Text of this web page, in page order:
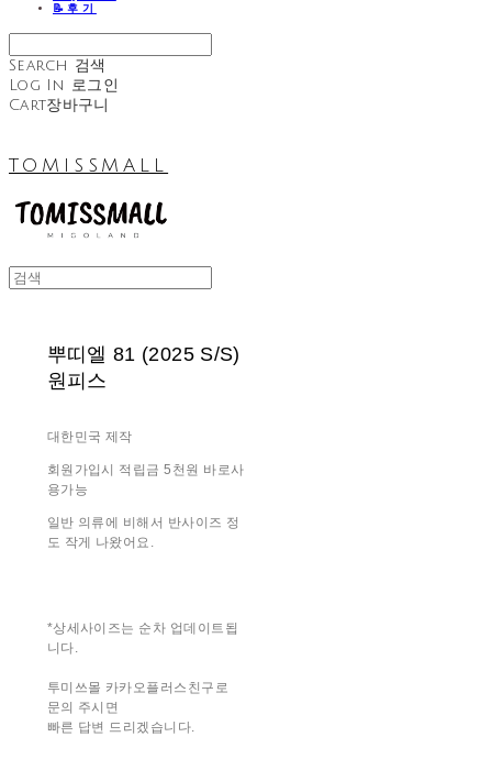
📝후기
Search 검색
Log In 로그인
Cart장바구니
TOMISSMALL
뿌띠엘 81 (2025 S/S)
원피스
대한민국 제작
회원가입시 적립금 5천원 바로사
용가능
일반 의류에 비해서 반사이즈 정
도 작게 나왔어요.
*상세사이즈는 순차 업데이트됩
니다.
투미쓰몰 카카오플러스친구로
문의 주시면
빠른 답변 드리겠습니다.